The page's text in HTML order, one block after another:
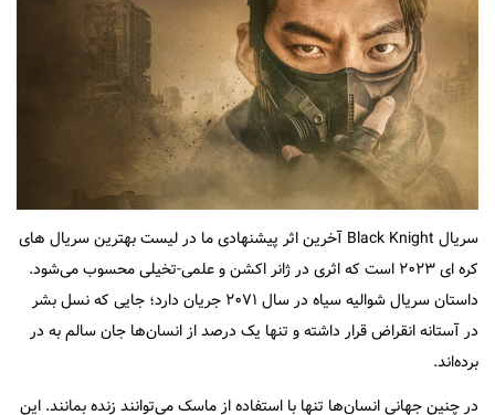
سریال Black Knight آخرین اثر پیشنهادی ما در لیست بهترین سریال های
کره ای ۲۰۲۳ است که اثری در ژانر اکشن و علمی-تخیلی محسوب می‌شود.
داستان سریال شوالیه سیاه در سال ۲۰۷۱ جریان دارد؛ جایی که نسل بشر
در آستانه انقراض قرار داشته و تنها یک درصد از انسان‌ها جان سالم به در
برده‌اند.
در چنین جهانی انسان‌ها تنها با استفاده از ماسک می‌توانند زنده بمانند. این